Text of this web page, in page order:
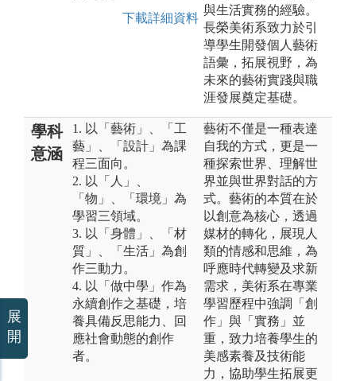
下載詳細資料
與生活實務的經驗。
長榮美術系致力於引
導學生開發個人藝術
語彙，拓展視野，為
未來的藝術實踐與職
涯發展奠定基礎。
學科
意涵
1. 以「藝術」、「工
藝」、「設計」為課
程三面向。
2. 以「人」、
「物」、「環境」為
學習三領域。
3. 以「身體」、「材
質」、「生活」為創
作三動力。
4. 以「做中學」作為
永續創作之基礎，培
養具備反思能力、回
應社會動態的創作
者。
藝術不僅是一種表達
自我的方式，更是一
種探索世界、理解世
界並與世界對話的方
式。藝術的本質在於
以創意為核心，透過
媒材的轉化，展現人
類的情感和思維，為
呼應時代轉變及求新
需求，美術系在專業
學習歷程中強調「創
作」與「實務」並
重，致力培養學生的
美感素養及技術能
力，協助學生拓展更
展
開